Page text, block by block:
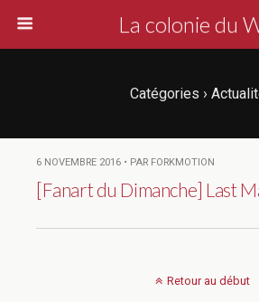
La colonie du
Catégories ›
6 NOVEMBRE 2016 • PAR FORKMOTION
[Fanart du Dimanche] Last
Retour au début